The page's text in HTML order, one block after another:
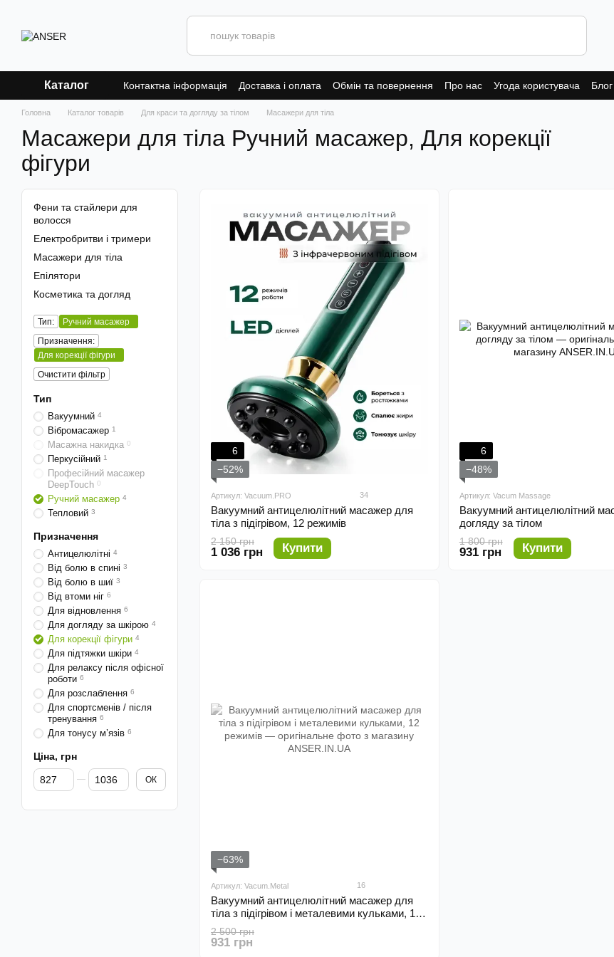
Каталог Контактна інформація Доставка і оплата Обмін та повернення Про нас Угода користувача Блог
Головна Каталог товарів Для краси та догляду за тілом Масажери для тіла
Масажери для тіла Ручний масажер, Для корекції
фігури
6
−52%
Артикул: Vacuum.PRO 34
Вакуумний антицелюлітний масажер для
тіла з підігрівом, 12 режимів
2 150 грн
1 036 грн Купити
6
−48%
Артикул: Vacum Massage
Вакуумний антицелюлітний
догляду за тілом
1 800 грн
931 грн Купити
−63%
Артикул: Vacum.Metal 16
Вакуумний антицелюлітний масажер для
тіла з підігрівом і металевими кульками, 12
режимів
2 500 грн
931 грн
Фени та стайлери для
волосся
Електробритви і тримери
Масажери для тіла
Епілятори
Косметика та догляд
Тип:
Ручний масажер
Призначення:
Для корекції фігури
Очистити фільтр
Тип
Вакуумний 4
Вібромасажер 1
Масажна накидка 0
Перкусійний 1
Професійний масажер
DeepTouch 0
Ручний масажер 4
Тепловий 3
Призначення
Антицелюлітні 4
Від болю в спині 3
Від болю в шиї 3
Від втоми ніг 6
Для відновлення 6
Для догляду за шкірою 4
Для корекції фігури 4
Для підтяжки шкіри 4
Для релаксу після офісної
роботи 6
Для розслаблення 6
Для спортсменів / після
тренування 6
Для тонусу м’язів 6
Ціна, грн
Від Ціна, грн
До Ціна, грн ОК